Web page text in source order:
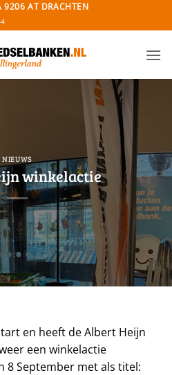
9206 AT DRACHTEN
NIEUWS
winkelactie
en heeft de Albert Heijn
een winkelactie
8 September met als titel: